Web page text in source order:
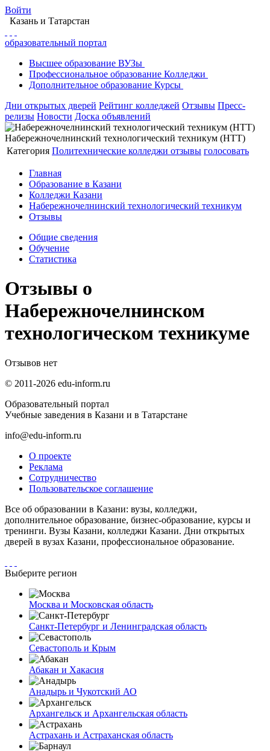
Войти
Казань и Татарстан
образовательный портал
Высшее образование ВУЗы
Профессиональное образование Колледжи
Дополнительное образование Курсы
Дни открытых дверей Рейтинг колледжей Отзывы Пресс-
релизы Новости Доска объявлений
Набережночелнинский технологический техникум (НТТ)
Категория Политехнические колледжи отзывы голосовать
Главная
Образование в Казани
Колледжи Казани
Набережночелнинский технологический техникум
Отзывы
Общие сведения
Обучение
Статистика
Отзывы о
Набережночелнинском
технологическом техникуме
Отзывов нет
© 2011-2026 edu-inform.ru
Образовательный портал
Учебные заведения в Казани и в Татарстане
info@edu-inform.ru
О проекте
Реклама
Сотрудничество
Пользовательское соглашение
Все об образовании в Казани: вузы, колледжи,
дополнительное образование, бизнес-образование, курсы и
тренинги. Вузы Казани, колледжи Казани. Дни открытых
дверей в вузах Казани, профессиональное образование.
Выберите регион
Москва и Московская область
Санкт-Петербург и Ленинградская область
Севастополь и Крым
Абакан и Хакасия
Анадырь и Чукотский АО
Архангельск и Архангельская область
Астрахань и Астраханская область